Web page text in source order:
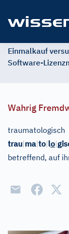
Einmalkauf
Software-
Wahrig
traumatologisch
trau|ma|to|lo|
betreffend, auf